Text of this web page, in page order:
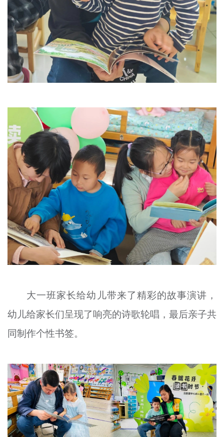
大一班家长给幼儿带来了精彩的故事演讲，
幼儿给家长们呈现了响亮的诗歌轮唱，最后亲子共
同制作个性书签。